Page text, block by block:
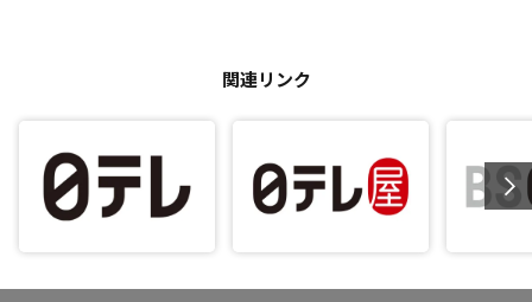
関連リンク